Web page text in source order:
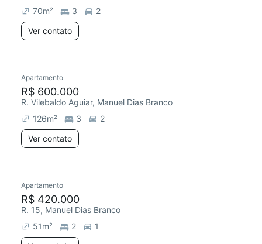
70m² 3
2
Ver contato
Apartamento
R$ 600.000
R. Vilebaldo Aguiar, Manuel Dias Branco
126m² 3
2
Ver contato
Apartamento
R$ 420.000
R. 15, Manuel Dias Branco
51m² 2
1